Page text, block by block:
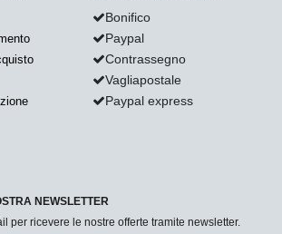
Bonifico
Paypal
Contrassegno
Vagliapostale
Paypal express
NEWSLETTER
per ricevere le nostre offerte tramite newsletter.